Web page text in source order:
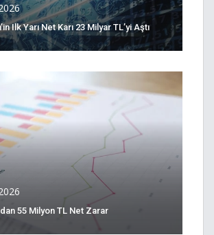
Ilk Yarı Net Karı 23 Milyar TL’yi Aştı
55 Milyon TL Net Zarar